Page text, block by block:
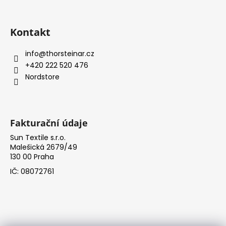
Kontakt
info@thorsteinar.cz
+420 222 520 476
Nordstore
Fakturační údaje
Sun Textile s.r.o.
Malešická 2679/49
130 00 Praha
IČ: 08072761